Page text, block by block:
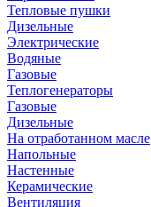
Тепловые пушки
Дизельные
Электрические
Водяные
Газовые
Теплогенераторы
Газовые
Дизельные
На отработанном масле
Напольные
Настенные
Керамические
Вентиляция